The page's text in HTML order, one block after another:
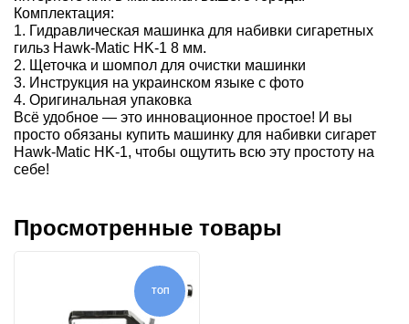
Комплектация:
1. Гидравлическая машинка для набивки сигаретных
гильз Hawk-Matic HK-1 8 мм.
2. Щеточка и шомпол для очистки машинки
3. Инструкция на украинском языке с фото
4. Оригинальная упаковка
Всё удобное — это инновационное простое! И вы
просто обязаны купить машинку для набивки сигарет
Hawk-Matic HK-1, чтобы ощутить всю эту простоту на
себе!
Просмотренные товары
ТОП